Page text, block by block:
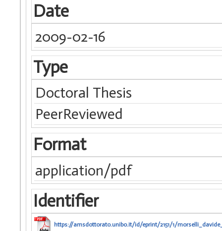
Date
2009-02-16
Type
Doctoral Thesis
PeerReviewed
Format
application/pdf
Identifier
https://amsdottorato.unibo.it/id/eprint/2151/1/